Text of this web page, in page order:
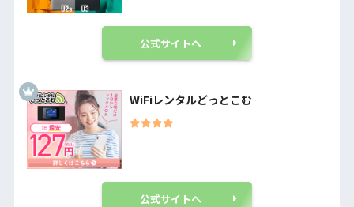
公式サイトへ
WiFiレンタルどっとこむ
公式サイトへ